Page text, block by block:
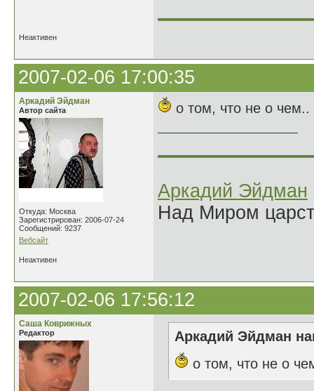
Неактивен
2007-02-06 17:00:35
Аркадий Эйдман
Автор сайта
Откуда: Москва
Зарегистрирован: 2006-07-24
Сообщений: 9237
Вебсайт
о том, что не о чем..
Аркадий Эйдман
Над Миром
Неактивен
2007-02-06 17:56:12
Саша Коврижных
Редактор
Аркадий Эйдман
о том, что не о